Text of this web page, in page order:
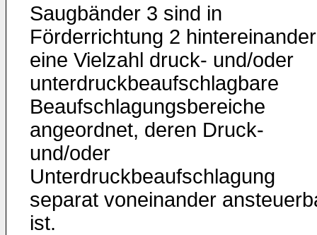
Saugbänder 3 sind in
Förderrichtung 2 hintereinander
eine Vielzahl druck- und/oder
unterdruckbeaufschlagbare
Beaufschlagungsbereiche
angeordnet, deren Druck-
und/oder
Unterdruckbeaufschlagung
separat voneinander
ist.